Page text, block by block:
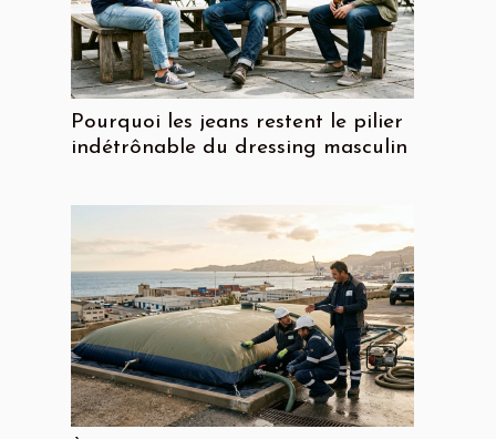
Pourquoi les jeans restent le pilier
indétrônable du dressing masculin